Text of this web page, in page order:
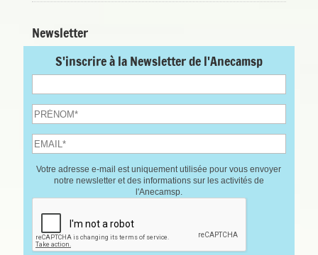
Newsletter
S'inscrire à la Newsletter de l'Anecamsp
Votre adresse e-mail est uniquement utilisée pour vous envoyer
notre newsletter et des informations sur les activités de
l'Anecamsp.